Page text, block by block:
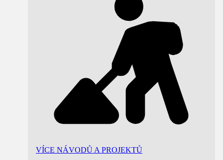
VÍCE NÁVODŮ A PROJEKTŮ